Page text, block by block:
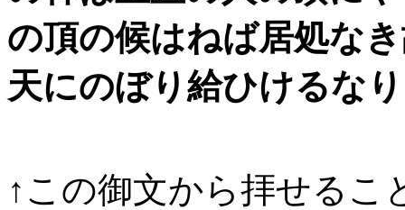
の頂の候はねば居処な
天にのぼり給ひけるな
↑この御文から拝せるこ